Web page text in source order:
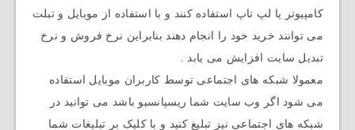
کامپیوتر یا لپ تاپ استفاده کنند و با استفاده از موبایل و تبلت
می توانند خرید خود را انجام دهند بنابراین نرخ فروش و نرخ
تبدیل سایت افزایش می یابد .
معمولا شبکه های اجتماعی توسط کاربران موبایل استفاده
می شود اگر وب سایت شما ریسپانسیو باشد می توانید در
شبکه های اجتماعی نیز تبلیغ کنید و با کلیک بر تبلیغات شما